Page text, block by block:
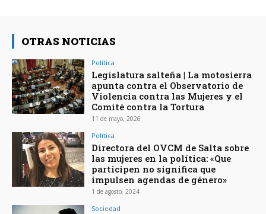
OTRAS NOTICIAS
Política
Legislatura salteña | La motosierra
apunta contra el Observatorio de
Violencia contra las Mujeres y el
Comité contra la Tortura
11 de mayo, 2026
Política
Directora del OVCM de Salta sobre
las mujeres en la política: «Que
participen no significa que
impulsen agendas de género»
1 de agosto, 2024
Sociedad